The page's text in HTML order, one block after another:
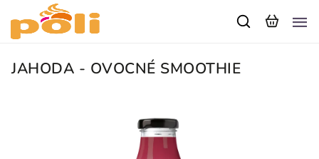
JAHODA - OVOCNÉ SMOOTHIE